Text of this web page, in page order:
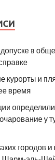
в
курорты и
время
у
городов и